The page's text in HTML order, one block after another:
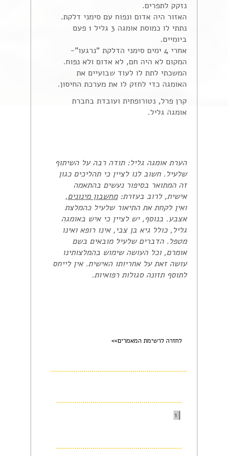
נזקק לתפרים.
האזור היה אדום ונפוח עם סימני דלקת.
נתתי לו כמוסת אומגה 3 גליל 1 פעם
ביומיים.
אחרי 4 ימים סימני הדלקת "נרגעו"-
המקום לא היה חם, לא אדום ולא נפוח.
המשכתי לתת לו לעוד שבועיים את
האומגה כדי לחזק לו את מערכת החיסון.
קרן פרל, נטורופתית ועובדת בחברת
אומגה גליל.
הערת אומגה גליל: תודה רבה על השיתוף
שלעיל. חשוב לנו לציין כי תהליכים כגון
זה המתואר בסיפור נעשים בהתאמה
אישית, לרוב בעזרת:מחשבון מינונים,
ואין לקחת את התיאור שלעיל כהמלצת
אצבע. בנוסף, יש לציין כי איש באומגה
גליל, כולל גיא בן צבי, אינו רופא ואינו
מטפל. הדברים שלעיל מובאים בשם
אומרם, וכל העושה שימוש בהמלצותינו
עושה זאת על אחריותו האישית. אין לייחס
לתוסף תזונה סגולות רפואיות.
לחזרה לרשימת המאמרים>>
1